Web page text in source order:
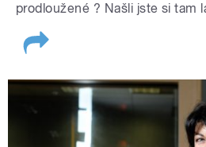
prodloužené ? Našli jste si tam